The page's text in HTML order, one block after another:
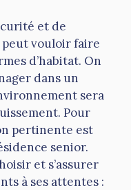
et de
peut vouloir faire
d’habitat. On
dans un
sera
Pour
pertinente est
senior.
et s’assurer
à ses attentes :